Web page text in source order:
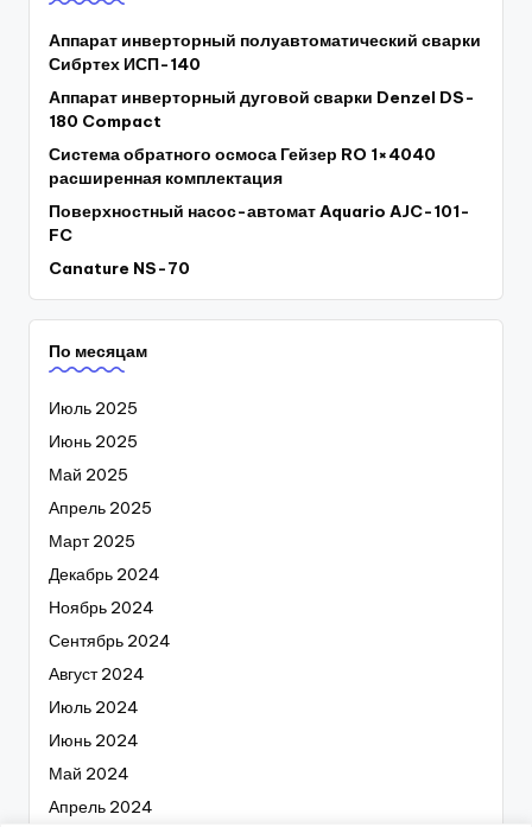
Аппарат инверторный полуавтоматический сварки
Сибртех ИСП-140
Аппарат инверторный дуговой сварки Denzel DS-
180 Compact
Система обратного осмоса Гейзер RO 1×4040
расширенная комплектация
Поверхностный насос-автомат Aquario AJC-101-
FC
Canature NS-70
По месяцам
Июль 2025
Июнь 2025
Май 2025
Апрель 2025
Март 2025
Декабрь 2024
Ноябрь 2024
Сентябрь 2024
Август 2024
Июль 2024
Июнь 2024
Май 2024
Апрель 2024